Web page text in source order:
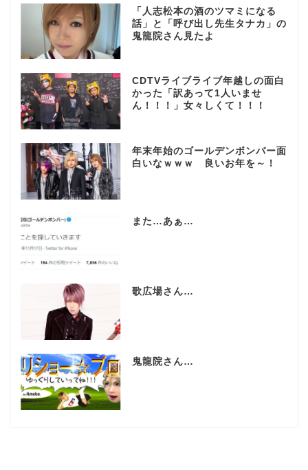
「人志松本の酒のツマミになる
話」と「呼び出し先生タナカ」の
鬼龍院さん見たよ
CDTVライブライブ年越しの面白
かった「訳あって1人いませ
ん！！！」女々しくて！！！
年末年始のゴールデンボンバー面
白いなｗｗｗ 良いお年を～！
また…あぁ…
歌広場さん…
鬼龍院さん…